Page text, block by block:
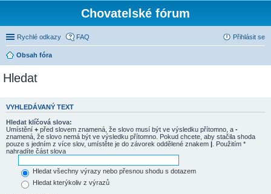
Chovatelské fórum
Rychlé odkazy FAQ Přihlásit se
Obsah fóra
Hledat
VYHLEDÁVANÝ TEXT
Hledat klíčová slova:
Umístění + před slovem znamená, že slovo musí být ve výsledku přítomno, a -
znamená, že slovo nemá být ve výsledku přítomno. Pokud chcete, aby stačila shoda
pouze s jedním z více slov, umístěte je do závorek oddělené znakem | . Použitím *
nahradíte část slova
Hledat všechny výrazy nebo přesnou shodu s dotazem
Hledat kterýkoliv z výrazů